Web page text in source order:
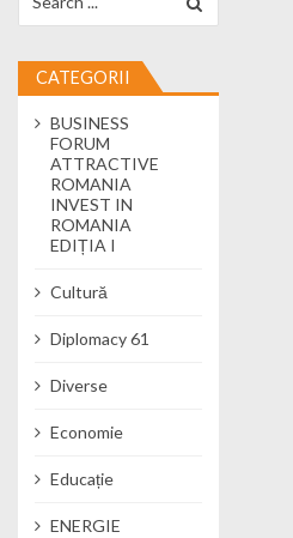
CATEGORII
BUSINESS
FORUM
ATTRACTIVE
ROMANIA
INVEST IN
ROMANIA
EDIȚIA I
Cultură
Diplomacy 61
Diverse
Economie
Educație
ENERGIE